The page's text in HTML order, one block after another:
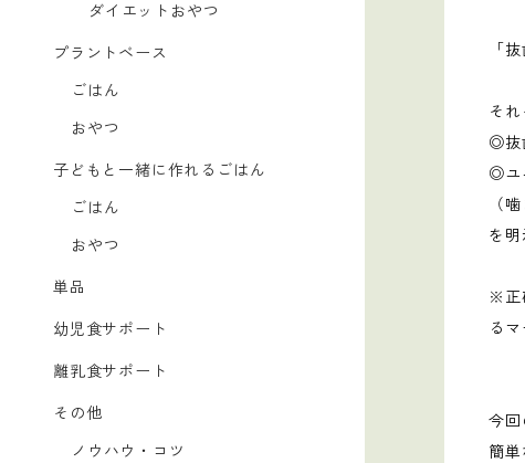
「
そ
◎抜
◎ユ
（
を明
※正
る
今回
簡単
ダイエットおやつ
プラントベース
ごはん
おやつ
子どもと一緒に作れるごはん
ごはん
おやつ
単品
幼児食サポート
離乳食サポート
その他
ノウハウ・コツ